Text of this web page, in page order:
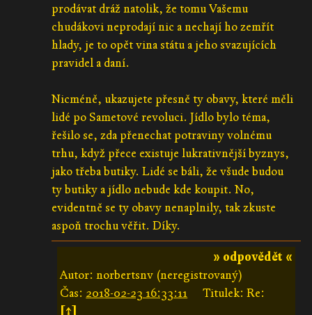
prodávat dráž natolik, že tomu Vašemu
chudákovi neprodají nic a nechají ho zemřít
hlady, je to opět vina státu a jeho svazujících
pravidel a daní.
Nicméně, ukazujete přesně ty obavy, které měli
lidé po Sametové revoluci. Jídlo bylo téma,
řešilo se, zda přenechat potraviny volnému
trhu, když přece existuje lukrativnější byznys,
jako třeba butiky. Lidé se báli, že všude budou
ty butiky a jídlo nebude kde koupit. No,
evidentně se ty obavy nenaplnily, tak zkuste
aspoň trochu věřit. Díky.
» odpovědět «
Autor: norbertsnv (neregistrovaný)
Čas: 2018-02-23 16:33:11
Titulek: Re:
[↑]